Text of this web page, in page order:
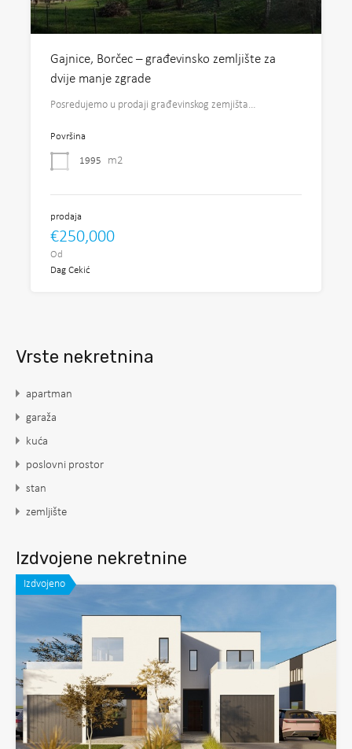
Gajnice, Borčec – građevinsko zemljište za
dvije manje zgrade
Posredujemo u prodaji građevinskog zemjišta…
Površina
1995 m2
prodaja
€250,000
Od
Dag Cekić
Vrste nekretnina
apartman
garaža
kuća
poslovni prostor
stan
zemljište
Izdvojene nekretnine
Izdvojeno